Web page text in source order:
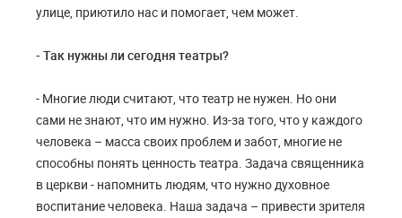
улице, приютило нас и помогает, чем может.
- Так нужны ли сегодня театры?
- Многие люди считают, что театр не нужен. Но они
сами не знают, что им нужно. Из-за того, что у каждого
человека – масса своих проблем и забот, многие не
способны понять ценность театра. Задача священника
в церкви - напомнить людям, что нужно духовное
воспитание человека. Наша задача – привести зрителя